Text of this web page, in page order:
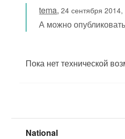
tema,24 сентября
А можно
Пока нет технической
National